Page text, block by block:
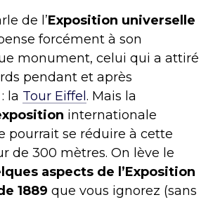
de l’Exposition universelle
forcément à son
monument, celui qui a attiré
pendant et après
la Tour Eiffel . Mais la
internationale
pourrait se réduire à cette
de 300 mètres. On lève le
aspects de l’Exposition
1889 que vous ignorez (sans